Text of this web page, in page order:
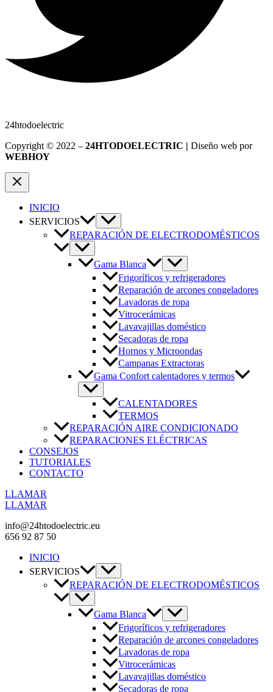
24htodoelectric
Copyright © 2022 – 24HTODOELECTRIC | Diseño web por
WEBHOY
INICIO
SERVICIOS
REPARACIÓN DE ELECTRODOMÉSTICOS
Gama Blanca
Frigoríficos y refrigeradores
Reparación de arcones congeladores
Lavadoras de ropa
Vitrocerámicas
Lavavajillas doméstico
Secadoras de ropa
Hornos y Microondas
Campanas Extractoras
Gama Confort calentadores y termos
CALENTADORES
TERMOS
REPARACIÓN AIRE CONDICIONADO
REPARACIONES ELÉCTRICAS
CONSEJOS
TUTORIALES
CONTACTO
LLAMAR
LLAMAR
info@24htodoelectric.eu
656 92 87 50
INICIO
SERVICIOS
REPARACIÓN DE ELECTRODOMÉSTICOS
Gama Blanca
Frigoríficos y refrigeradores
Reparación de arcones congeladores
Lavadoras de ropa
Vitrocerámicas
Lavavajillas doméstico
Secadoras de ropa